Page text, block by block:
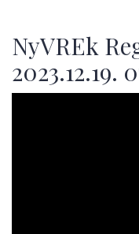
NyVREk
2023.12.19.